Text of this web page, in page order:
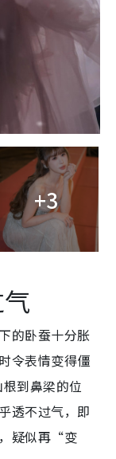
+3
的卧蚕十分胀
令表情变得僵
到鼻梁的位
透不过气，即
疑似再“变